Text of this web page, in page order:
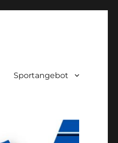
Sportangebot